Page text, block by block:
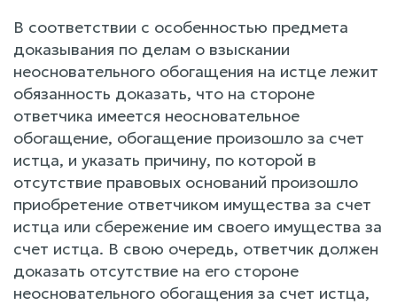
В соответствии с особенностью предмета
доказывания по делам о взыскании
неосновательного обогащения на истце лежит
обязанность доказать, что на стороне
ответчика имеется неосновательное
обогащение, обогащение произошло за счет
истца, и указать причину, по которой в
отсутствие правовых оснований произошло
приобретение ответчиком имущества за счет
истца или сбережение им своего имущества за
счет истца. В свою очередь, ответчик должен
доказать отсутствие на его стороне
неосновательного обогащения за счет истца,